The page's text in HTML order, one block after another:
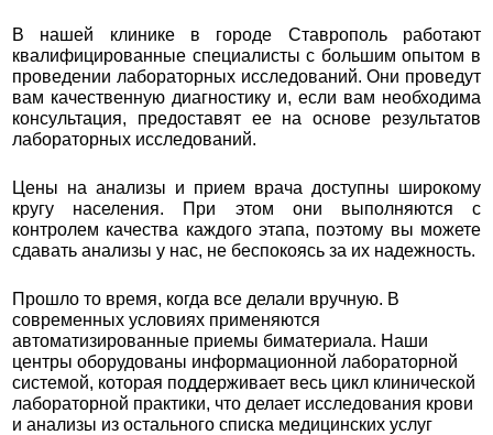
В нашей клинике в городе Ставрополь работают
квалифицированные специалисты с большим опытом в
проведении лабораторных исследований. Они проведут
вам качественную диагностику и, если вам необходима
консультация, предоставят ее на основе результатов
лабораторных исследований.
Цены на анализы и прием врача доступны широкому
кругу населения. При этом они выполняются с
контролем качества каждого этапа, поэтому вы можете
сдавать анализы у нас, не беспокоясь за их надежность.
Прошло то время, когда все делали вручную. В
современных условиях применяются
автоматизированные приемы биматериала. Наши
центры оборудованы информационной лабораторной
системой, которая поддерживает весь цикл клинической
лабораторной практики, что делает исследования крови
и анализы из остального списка медицинских услуг